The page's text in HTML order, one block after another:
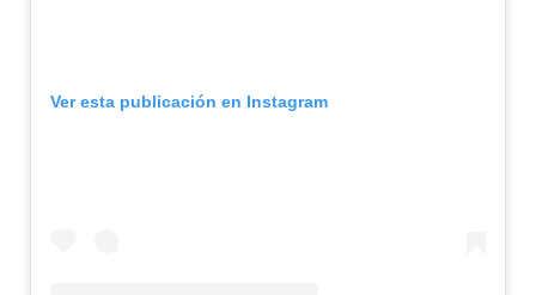
Ver esta publicación en Instagram